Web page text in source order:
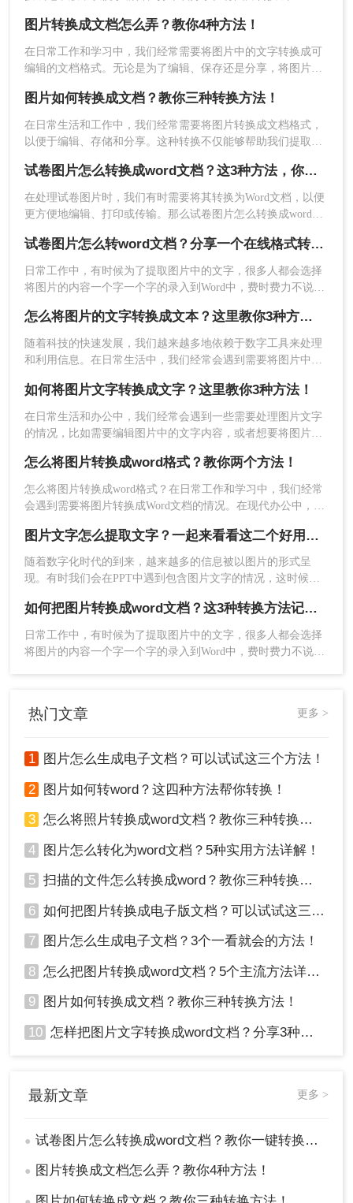
4、尊重版权：在使用他人的试卷进行转换时，请确
保你拥有合法的使用权或遵守相关版权法律法规。
5、熟悉工具功能：不同品牌的OCR工具可能具有
具的使用方法和功能设置，以便更好地完成转换任
务。
通过以上三个简单步骤，你可以轻松将试卷图片转
还为打印、分享和复习提供了极大的便利。希望本
文对你有所帮助，让你能够顺利完成试卷转换的需
求！
本文将为你介绍试卷图片怎么转换成word文档，让你轻松完成
这项任务。
图片转换成文档怎么弄？教你4种方法！
在日常工作和学习中，我们经常需要将图片中的文字转换成可
编辑的文档格式。无论是为了编辑、保存还是分享，将图片转
弄呢？本文将介绍四种将图片转换成文档的方法。
图片如何转换成文档？教你三种转换方法！
在日常生活和工作中，我们经常需要将图片转换成文档格式，
以便于编辑、存储和分享。这种转换不仅能够帮助我们提取图
整理。那么图片如何转换成文档呢？下面将介绍三种将图片转
换成文档的方法，帮助你轻松实现这一目标。
试卷图片怎么转换成word文档？这3种方法，你一定要知道！
在处理试卷图片时，我们有时需要将其转换为Word文档，以便
更方便地编辑、打印或传输。那么试卷图片怎么转换成word文
试卷图片怎么转word文档？分享一个在线格式转换的方法！
日常工作中，有时候为了提取图片中的文字，很多人都会选择
将图片的内容一个字一个字的录入到Word中，费时费力不说，
是有很多快速且好用的方法的，今天就来教大家试卷图片怎么
转word文档。
怎么将图片的文字转换成文本？这里教你3种方法！
随着科技的快速发展，我们越来越多地依赖于数字工具来处理
和利用信息。在日常生活中，我们经常会遇到需要将图片中的
的标语、还是社交媒体上的图片中提取信息，将图片中的文字
转换成文本都是一项非常实用的技能。那么怎么将图片的文字
转换成文本呢？本文将详细介绍几种常用的方法，帮助你轻松
实现图片文字到文本的转换。
如何将图片文字转换成文字？这里教你3种方法！
在日常生活和办公中，我们经常会遇到一些需要处理图片文字
的情况，比如需要编辑图片中的文字内容，或者想要将图片中
Character Recognition）技术就成了我们的好帮手。本文将介绍
如何将图片文字转换成文字。下面一起看看这些方法吧。
怎么将图片转换成word格式？教你两个方法！
怎么将图片转换成word格式？在日常工作和学习中，我们经常
会遇到需要将图片转换成Word文档的情况。在现代办公中，我
工作中的文件，还是整理学习资料，将图片转换成Word文档可
以更方便地编辑和修改。这时候，我们需要借助一些工具来进
行图片识别和文字转换。那么，有哪些方法可以实现这一目标
图片文字怎么提取文字？一起来看看这二个好用的方法！
随着数字化时代的到来，越来越多的信息被以图片的形式呈
现。有时我们会在PPT中遇到包含图片文字的情况，这时候就
么提取文字呢？以下介绍三种提取PPT中图片文字的方法。如何把图片转换成word文档？这3种转换方法记得收藏！
日常工作中，有时候为了提取图片中的文字，很多人都会选择
将图片的内容一个字一个字的录入到Word中，费时费力不说，
热门文章 更多 >
1 图片怎么生成电子文档？可以试试这三个方法！
2 图片如何转word？这四种方法帮你转换！
3 怎么将照片转换成word文档？教你三种转换方法！
4 图片怎么转化为word文档？5种实用方法详解！
5 扫描的文件怎么转换成word？教你三种转换方法！
6 如何把图片转换成电子版文档？可以试试这三个方法！
7 图片怎么生成电子文档？3个一看就会的方法！
8 怎么把图片转换成word文档？5个主流方法详解！
9 图片如何转换成文档？教你三种转换方法！
10 怎样把图片文字转换成word文档？分享3种简单方法，1秒搞定！
最新文章 更多 >
● 试卷图片怎么转换成word文档？教你一键转换成文档格式！
● 图片转换成文档怎么弄？教你4种方法！